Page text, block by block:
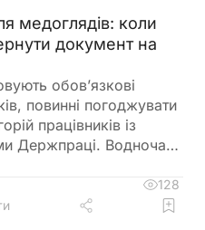
медоглядів: коли
документ на
обов’язкові
повинні погоджувати
працівників із
Держпраці. Водночас
переліку, але має
128